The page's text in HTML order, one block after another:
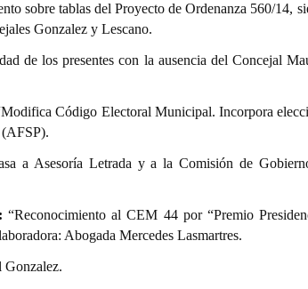
sobre tablas del Proyecto de Ordenanza 560/14,
Gonzalez y Lescano.
de los presentes con la ausencia del Concejal
Código Electoral Municipal. Incorpora
a Asesoría Letrada y a la Comisión de
: “Reconocimiento al CEM 44 por “Premio
Abogada Mercedes Lasmartres.
Gonzalez.